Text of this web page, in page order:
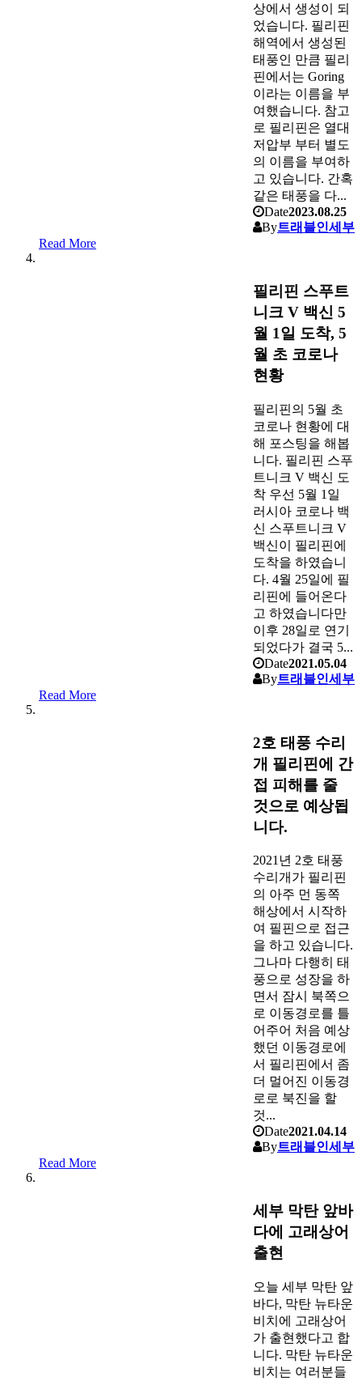
상에서 생성이 되
었습니다. 필리핀
해역에서 생성된
태풍인 만큼 필리
핀에서는 Goring
이라는 이름을 부
여했습니다. 참고
로 필리핀은 열대
저압부 부터 별도
의 이름을 부여하
고 있습니다. 간혹
같은 태풍을 다...
Date2023.08.25
By트래블인세부
Read More
필리핀 스푸트
니크 V 백신 5
월 1일 도착, 5
월 초 코로나
현황
필리핀의 5월 초
코로나 현황에 대
해 포스팅을 해봅
니다. 필리핀 스푸
트니크 V 백신 도
착 우선 5월 1일
러시아 코로나 백
신 스푸트니크 V
백신이 필리핀에
도착을 하였습니
다. 4월 25일에 필
리핀에 들어온다
고 하였습니다만
이후 28일로 연기
되었다가 결국 5...
Date2021.05.04
By트래블인세부
Read More
2호 태풍 수리
개 필리핀에 간
접 피해를 줄
것으로 예상됩
니다.
2021년 2호 태풍
수리개가 필리핀
의 아주 먼 동쪽
해상에서 시작하
여 필핀으로 접근
을 하고 있습니다.
그나마 다행히 태
풍으로 성장을 하
면서 잠시 북쪽으
로 이동경로를 틀
어주어 처음 예상
했던 이동경로에
서 필리핀에서 좀
더 멀어진 이동경
로로 북진을 할
것...
Date2021.04.14
By트래블인세부
Read More
세부 막탄 앞바
다에 고래상어
출현
오늘 세부 막탄 앞
바다, 막탄 뉴타운
비치에 고래상어
가 출현했다고 합
니다. 막탄 뉴타운
비치는 여러분들